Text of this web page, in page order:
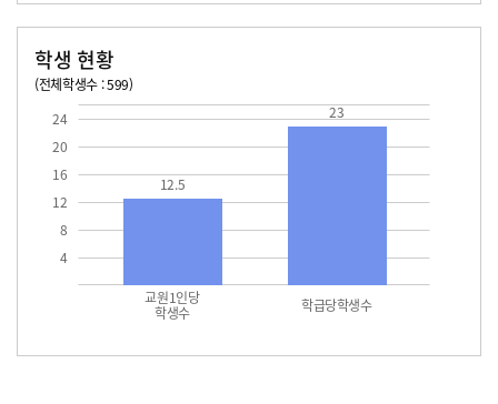
학생 현황
(전체학생수 : 599)
4
8
12
16
20
24
교원1인당
학생수 학급당학생수
12.5
23